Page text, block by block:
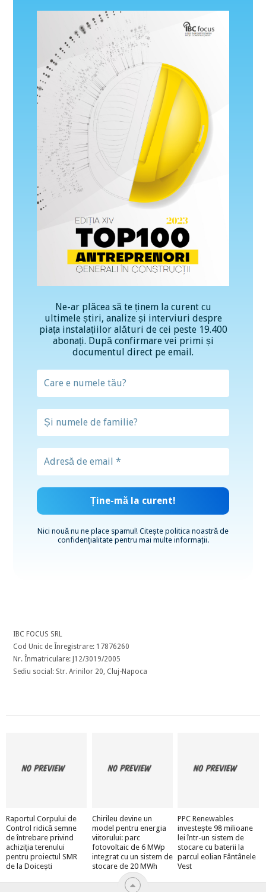
Ne-ar plăcea să te ținem la curent cu
ultimele știri, analize și interviuri despre
piața instalațiilor alături de cei peste 19.400
abonați. După confirmare vei primi și
documentul direct pe email.
Nici nouă nu ne place spamul! Citește politica noastră de
confidențialitatepentru mai multe informații.
IBC FOCUS SRL
Cod Unic de Înregistrare: 17876260
Nr. Înmatriculare: J12/3019/2005
Sediu social: Str. Arinilor 20, Cluj-Napoca
Raportul Corpului de
Control ridică semne
de întrebare privind
achiziția terenului
pentru proiectul SMR
de la Doicești
Chirileu devine un
model pentru energia
viitorului: parc
fotovoltaic de 6 MWp
integrat cu un sistem de
stocare de 20 MWh
PPC Renewables
investește 98 milioane
lei într-un sistem de
stocare cu baterii la
parcul eolian Fântânele
Vest